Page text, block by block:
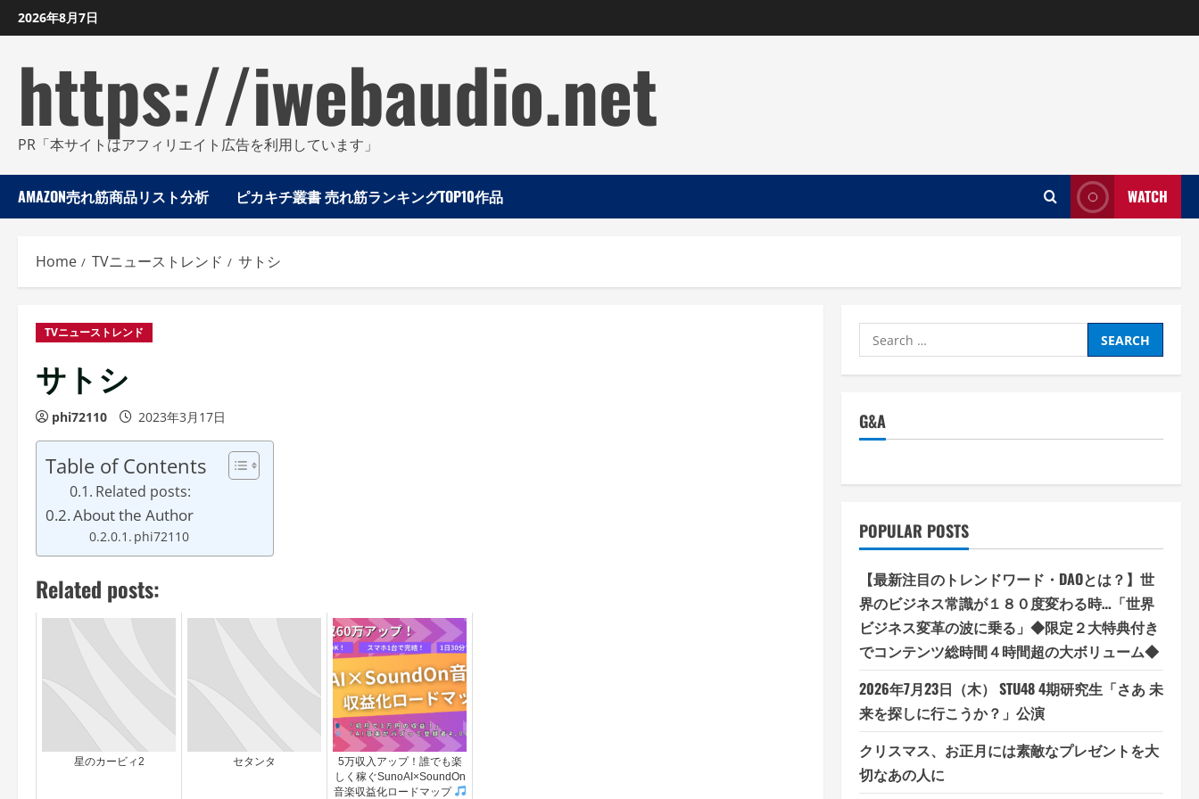
Skip
to
2026年8月7日
https://iwebaudio.net
PR「本サイトはアフィリエイト広告を利用しています」
AMAZON売れ筋商品リスト分析 ピカキチ叢書 売れ筋ランキングTOP10作品 WATCH
Home TVニューストレンド サトシ
TVニューストレンド
サトシ
phi72110 2023年3月17日
Table of Contents
Related posts:
About the Author
phi72110
Related posts:
星のカービィ2 セタンタ
5万収入アップ！誰でも楽
しく稼ぐSunoAI×SoundOn
音楽収益化ロードマップ
Search
for:
G&A
POPULAR POSTS
【最新注目のトレンドワード・DAOとは？】世
界のビジネス常識が１８０度変わる時…「世界
ビジネス変革の波に乗る」◆限定２大特典付き
でコンテンツ総時間４時間超の大ボリューム◆
2026年7月23日（木） STU48 4期研究生「さあ 未
来を探しに行こうか？」公演
クリスマス、お正月には素敵なプレゼントを大
切なあの人に